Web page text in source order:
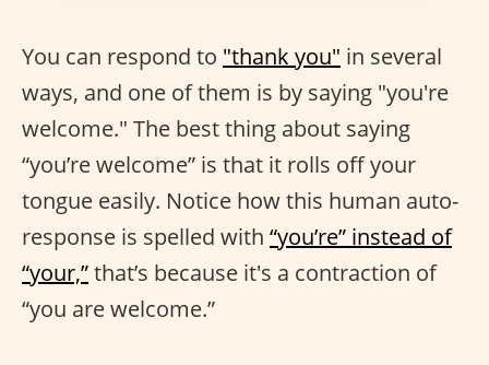
You can respond to "thank you" in several
ways, and one of them is by saying "you're
welcome." The best thing about saying
“you’re welcome” is that it rolls off your
tongue easily. Notice how this human auto-
response is spelled with “you’re” instead of
“your,”that’s because it's a contraction of
“you are welcome.”